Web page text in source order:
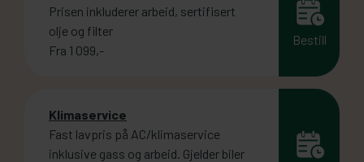
Prisen inkluderer arbeid, sertifisert
olje og filter
Fra 1 099,-
Bestill
Klimaservice
Fast lavpris på AC/klimaservice
inklusive gass og arbeid. Gjelder biler